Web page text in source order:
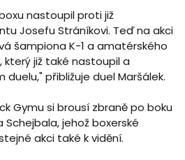
nastoupil proti již
Josefu Stráníkovi. Teď na akci
šampiona K-1 a amatérského
který již také nastoupil a
přibližuje duel Maršálek.
Gymu si brousí zbraně po boku
jehož boxerské
akci také k vidění.